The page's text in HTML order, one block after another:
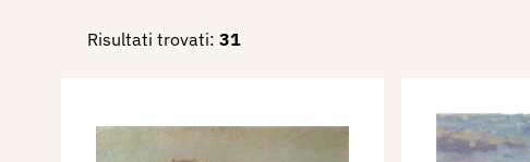
Risultati trovati: 31